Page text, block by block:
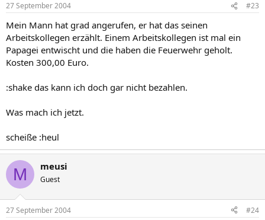
27 September 2004 #23
Mein Mann hat grad angerufen, er hat das seinen
Arbeitskollegen erzählt. Einem Arbeitskollegen ist mal ein
Papagei entwischt und die haben die Feuerwehr geholt.
Kosten 300,00 Euro.
:shake das kann ich doch gar nicht bezahlen.
Was mach ich jetzt.
scheiße :heul
M meusi
Guest
27 September 2004 #24